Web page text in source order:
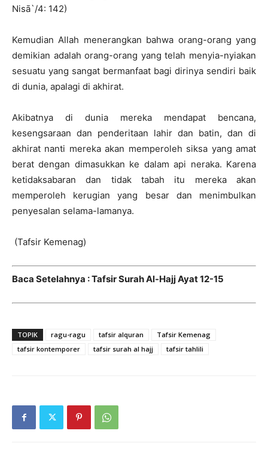
Nisā`/4: 142)
Kemudian Allah menerangkan bahwa orang-orang yang
demikian adalah orang-orang yang telah menyia-nyiakan
sesuatu yang sangat bermanfaat bagi dirinya sendiri baik
di dunia, apalagi di akhirat.
Akibatnya di dunia mereka mendapat bencana,
kesengsaraan dan penderitaan lahir dan batin, dan di
akhirat nanti mereka akan memperoleh siksa yang amat
berat dengan dimasukkan ke dalam api neraka. Karena
ketidaksabaran dan tidak tabah itu mereka akan
memperoleh kerugian yang besar dan menimbulkan
penyesalan selama-lamanya.
(Tafsir Kemenag)
Baca Setelahnya : Tafsir Surah Al-Hajj Ayat 12-15
TOPIK ragu-ragu tafsir alquran
Tafsir Kemenag
tafsir kontemporer
tafsir surah al hajj tafsir tahlili